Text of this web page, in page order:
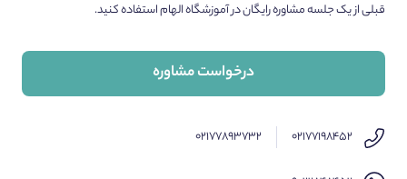
قبلی از یک جلسه مشاوره رایگان در آموزشگاه الهام استفاده کنید.
درخواست مشاوره
۰۲۱۷۷۱۹۸۴۵۲ ۰۲۱۷۷۸۹۳۷۳۲